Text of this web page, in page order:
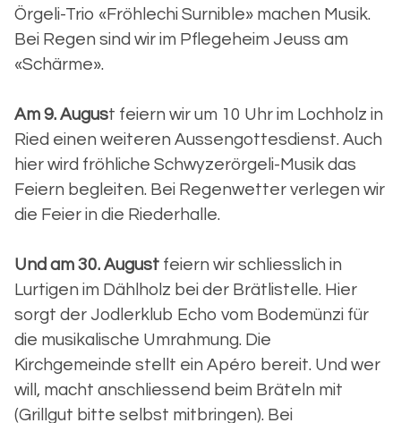
Örgeli-Trio «Fröhlechi Surnible» machen Musik.
Bei Regen sind wir im Pflegeheim Jeuss am
«Schärme».
Am 9. August feiern wir um 10 Uhr im Lochholz in
Ried einen weiteren Aussengottesdienst. Auch
hier wird fröhliche Schwyzerörgeli-Musik das
Feiern begleiten. Bei Regenwetter verlegen wir
die Feier in die Riederhalle.
Und am 30. August feiern wir schliesslich in
Lurtigen im Dählholz bei der Brätlistelle. Hier
sorgt der Jodlerklub Echo vom Bodemünzi für
die musikalische Umrahmung. Die
Kirchgemeinde stellt ein Apéro bereit. Und wer
will, macht anschliessend beim Bräteln mit
(Grillgut bitte selbst mitbringen). Bei